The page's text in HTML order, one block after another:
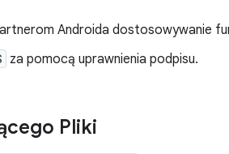
Androida dostosowywanie
za pomocą uprawnienia podpisu.
Pliki